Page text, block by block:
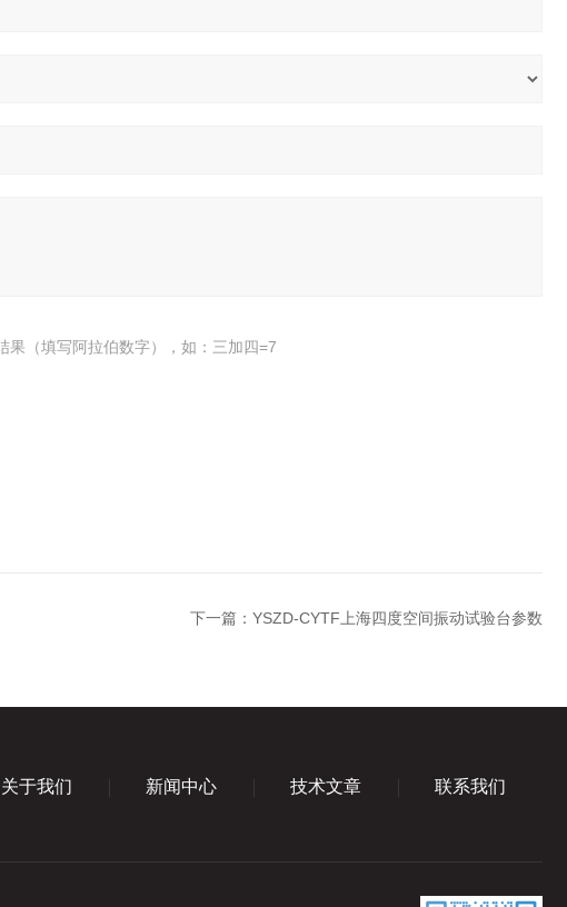
果（填写阿拉伯数字），如：三加四=7
下一篇： YSZD-CYTF上海四度空间振动试验台参数
关于我们 新闻中心 技术文章 联系我们